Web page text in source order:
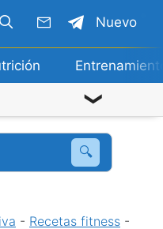
Nuevo
🔍
- Recetas fitness -